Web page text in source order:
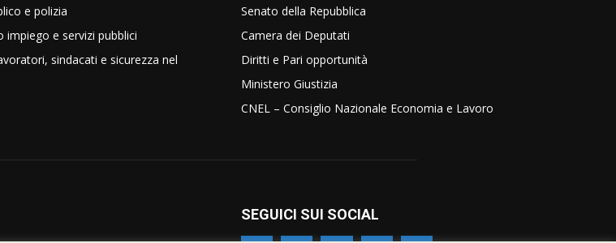
e polizia
impiego e servizi pubblici
sindacati e sicurezza nel
Senato della Repubblica
Camera dei Deputati
Diritti e Pari opportunità
Ministero Giustizia
CNEL – Consiglio Nazionale Economia e Lavoro
SEGUICI SUI SOCIAL